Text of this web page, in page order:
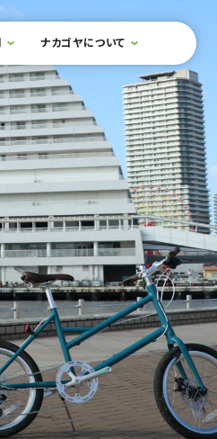
ナカゴヤについて 検索フォ